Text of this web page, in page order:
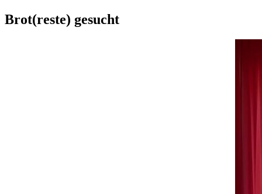
Brot(reste) gesucht